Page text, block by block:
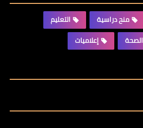
منح دراسية
التعليم
الصحة إعلاميات